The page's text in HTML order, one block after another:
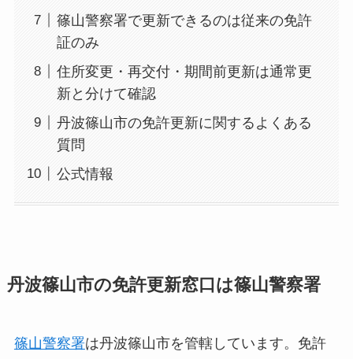
篠山警察署で更新できるのは従来の免許
証のみ
住所変更・再交付・期間前更新は通常更
新と分けて確認
丹波篠山市の免許更新に関するよくある
質問
公式情報
丹波篠山市の免許更新窓口は篠山警察署
篠山警察署は丹波篠山市を管轄しています。免許